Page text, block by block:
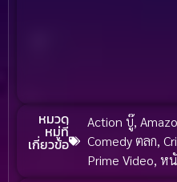
หมวด
หมู่ที่
เกี่ยวข้อ
Action บู๊,
Comedy ตลก,
Prime Video,หนั